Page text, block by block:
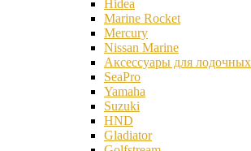
Hidea
Marine Rocket
Mercury
Nissan Marine
Аксесcуары для
SeaPro
Yamaha
Suzuki
HND
Gladiator